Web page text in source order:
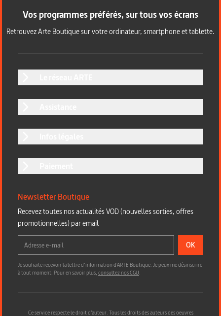
Vos programmes préférés, sur tous vos écrans
Retrouvez Arte Boutique sur votre ordinateur, smartphone et tablette.
Newsletter Boutique
Recevez toutes nos actualités VOD (nouvelles sorties, offres
promotionnelles) par email
OK
Je souhaite recevoir la lettre d’information d'ARTE Boutique. Je peux me désinscrire
à tout moment. Pour en savoir plus,consultez nos CGU.
Ce service respecte le droit d’auteur. Tous les droits des auteurs des oeuvres